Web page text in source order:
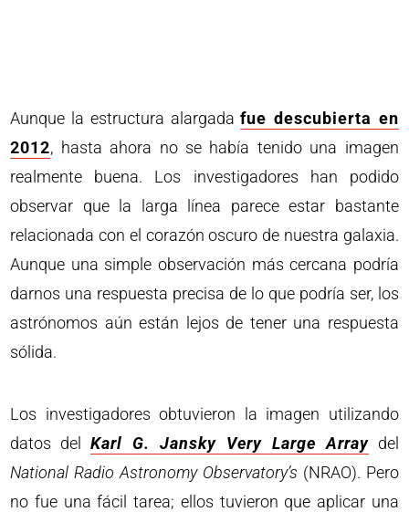
Aunque la estructura alargadafue descubierta en
2012, hasta ahora no se había tenido una imagen
realmente buena. Los investigadores han podido
observar que la larga línea parece estar bastante
relacionada con el corazón oscuro de nuestra galaxia.
Aunque una simple observación más cercana podría
darnos una respuesta precisa de lo que podría ser, los
astrónomos aún están lejos de tener una respuesta
sólida.
Los investigadores obtuvieron la imagen utilizando
datos delKarl G. Jansky Very Large Arraydel
National Radio Astronomy Observatory’s (NRAO). Pero
no fue una fácil tarea; ellos tuvieron que aplicar una